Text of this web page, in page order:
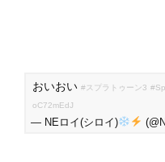
おいおい #スプラトゥーン3
oC72mEdJ
— NEロイ(シロイ)